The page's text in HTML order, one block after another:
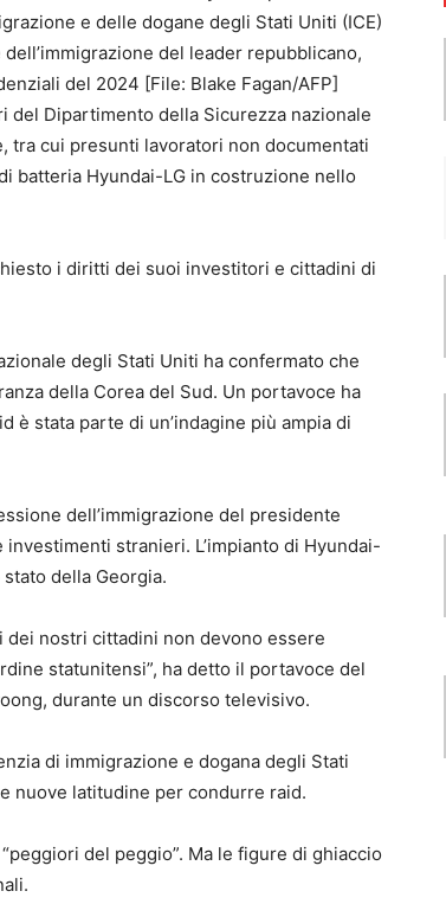
e delle dogane degli Stati Uniti (ICE)
del leader repubblicano,
del 2024 [File: Blake Fagan/AFP]
del Dipartimento della Sicurezza nazionale
tra cui presunti lavoratori non documentati
batteria Hyundai-LG in costruzione nello
i diritti dei suoi investitori e cittadini di
degli Stati Uniti ha confermato che
della Corea del Sud. Un portavoce ha
è stata parte di un’indagine più ampia di
dell’immigrazione del presidente
stranieri. L’impianto di Hyundai-
della Georgia.
nostri cittadini non devono essere
statunitensi”, ha detto il portavoce del
durante un discorso televisivo.
di immigrazione e dogana degli Stati
nuove latitudine per condurre raid.
del peggio”. Ma le figure di ghiaccio